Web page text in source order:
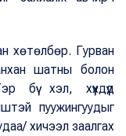
хөтөлбөр. Гурван
шатны болон
хэл, хүүхдүүд
пуужингуудыг
хичээл заалгах